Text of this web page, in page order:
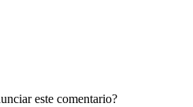
este comentario?